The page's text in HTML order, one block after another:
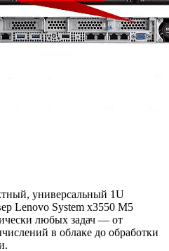
универсальный 1U
Lenovo System x3550 M5
любых задач — от
в облаке до обработки